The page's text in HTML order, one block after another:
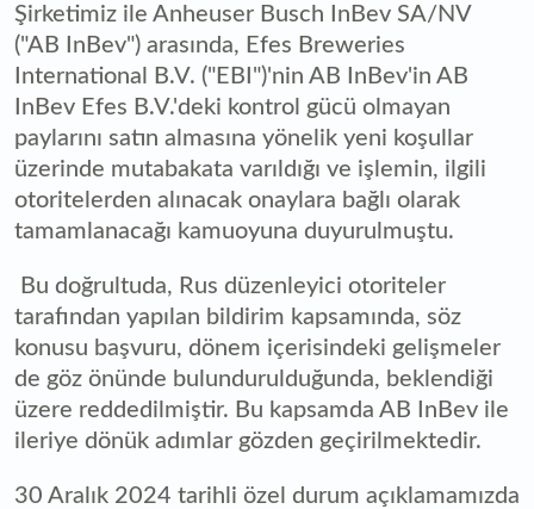
Şirketimiz ile Anheuser Busch InBev SA/NV
("AB InBev") arasında, Efes Breweries
International B.V. ("EBI")'nin AB InBev'in AB
InBev Efes B.V.'deki kontrol gücü olmayan
paylarını satın almasına yönelik yeni koşullar
üzerinde mutabakata varıldığı ve işlemin, ilgili
otoritelerden alınacak onaylara bağlı olarak
tamamlanacağı kamuoyuna duyurulmuştu.
Bu doğrultuda, Rus düzenleyici otoriteler
tarafından yapılan bildirim kapsamında, söz
konusu başvuru, dönem içerisindeki gelişmeler
de göz önünde bulundurulduğunda, beklendiği
üzere reddedilmiştir. Bu kapsamda AB InBev ile
ileriye dönük adımlar gözden geçirilmektedir.
30 Aralık 2024 tarihli özel durum açıklamamızda